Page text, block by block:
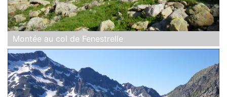
Montée au col de Fenestrelle